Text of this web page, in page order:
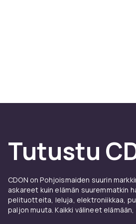
Tutustu
CDON on Pohjoismaiden suurin
askareet kuin elämän suuremmatkin
pelituotteita, leluja, elektroniikkaa,
paljon muuta. Kaikki välineet